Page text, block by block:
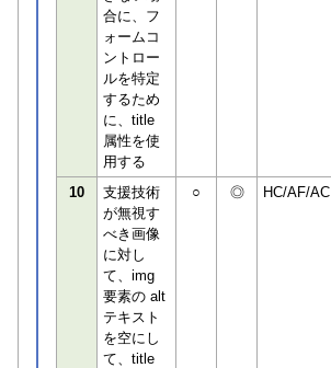
合に、フ
ォームコ
ントロー
ルを特定
するため
に、title
属性を使
用する
10
支援技術
が無視す
べき画像
に対し
て、img
要素の alt
テキスト
を空にし
て、title
○ ◎ HC/AF/AC